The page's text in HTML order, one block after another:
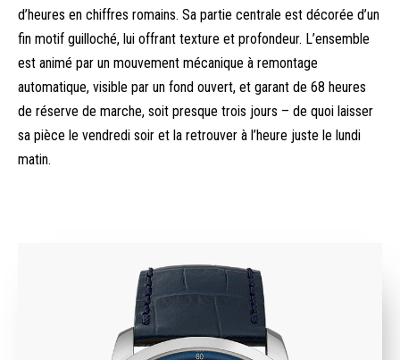
d’heures en chiffres romains. Sa partie centrale est décorée d’un
fin motif guilloché, lui offrant texture et profondeur. L’ensemble
est animé par un mouvement mécanique à remontage
automatique, visible par un fond ouvert, et garant de 68 heures
de réserve de marche, soit presque trois jours – de quoi laisser
sa pièce le vendredi soir et la retrouver à l’heure juste le lundi
matin.